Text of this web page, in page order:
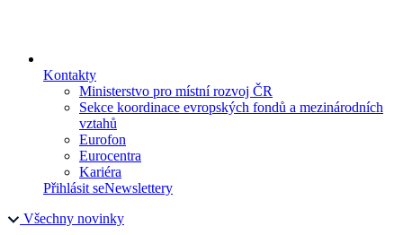
Kontakty
Ministerstvo pro místní rozvoj ČR
Sekce koordinace evropských fondů a mezinárodních
vztahů
Eurofon
Eurocentra
Kariéra
Přihlásit seNewslettery
Všechny novinky